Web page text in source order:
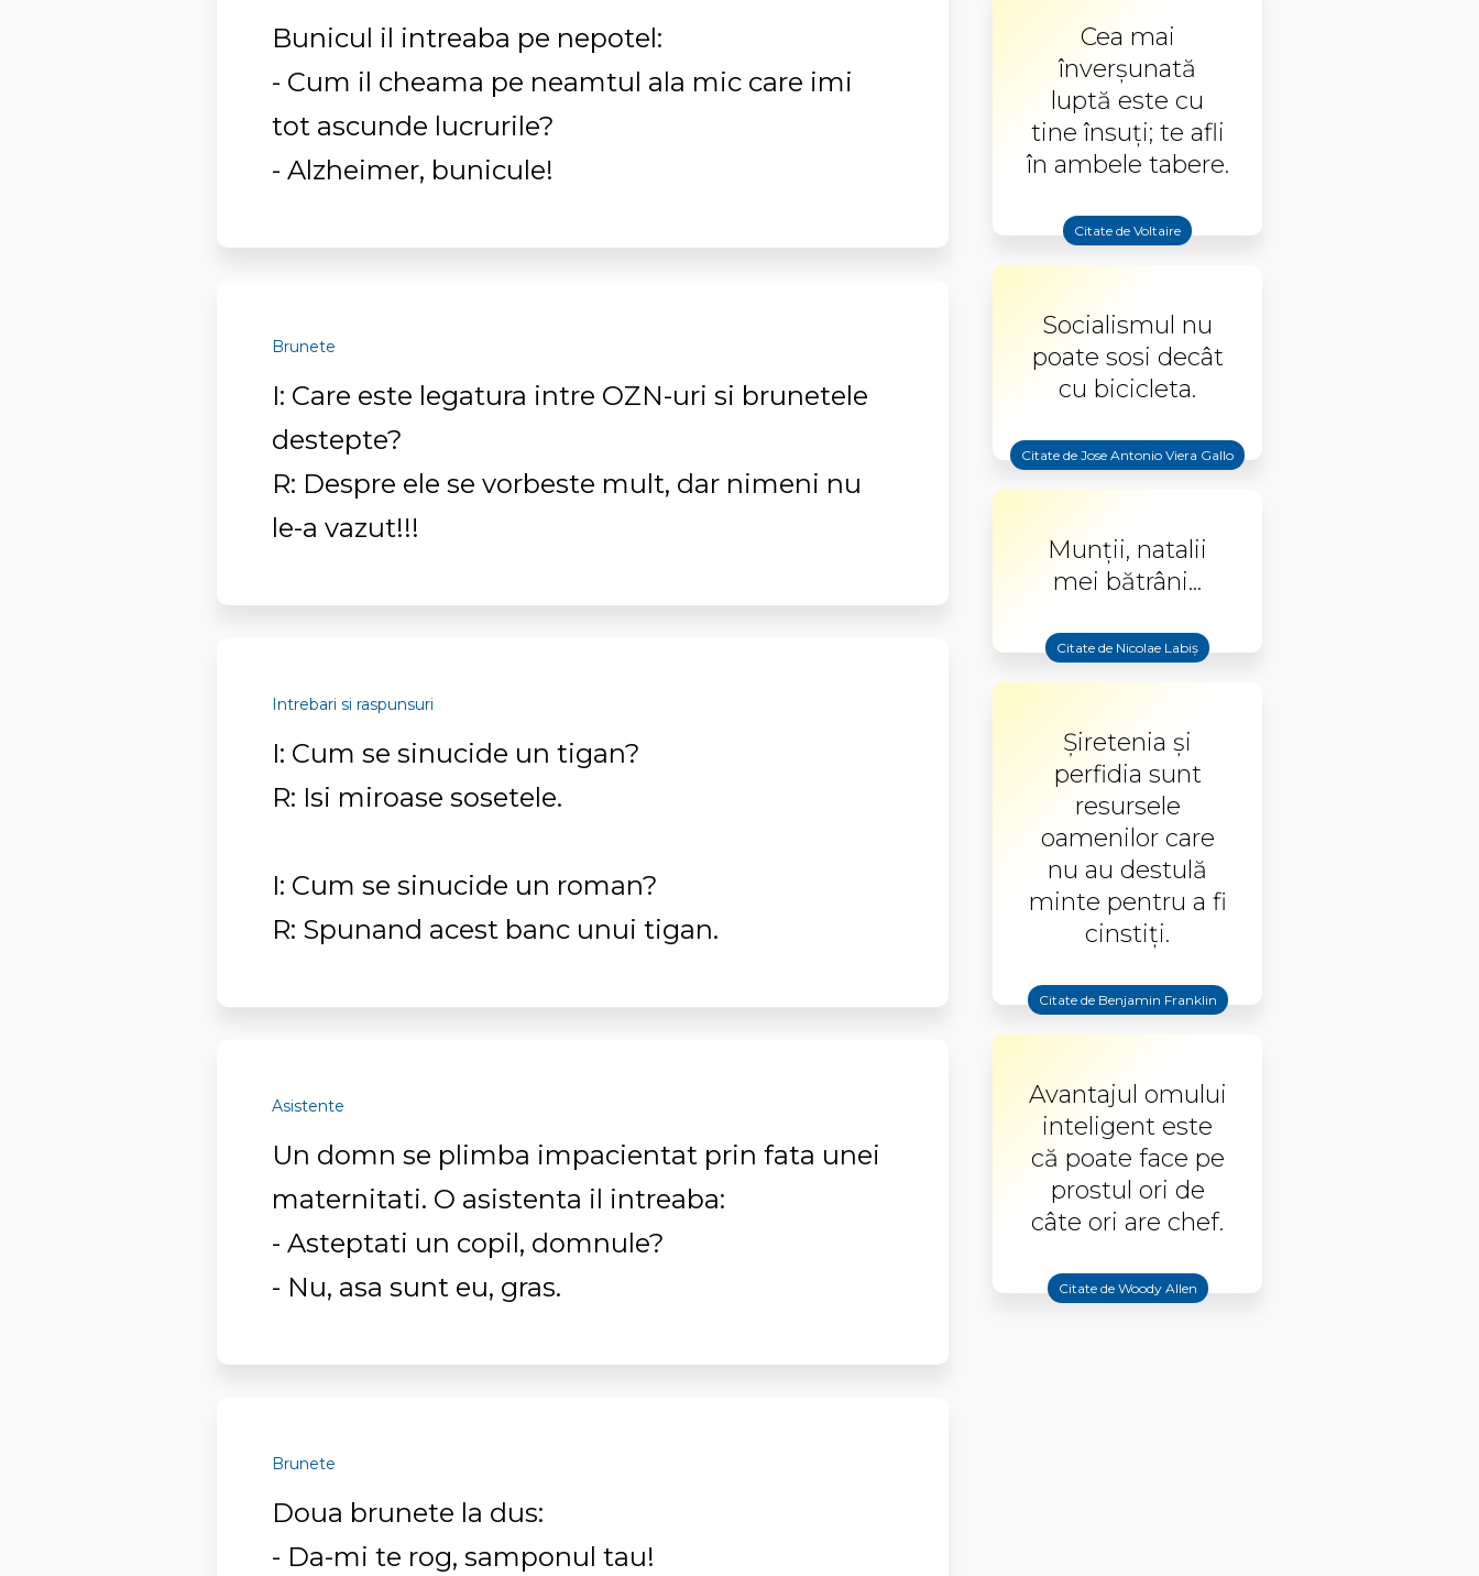
Bunicul il intreaba pe nepotel:
- Cum il cheama pe neamtul ala mic care imi
tot ascunde lucrurile?
- Alzheimer, bunicule!
Brunete
I: Care este legatura intre OZN-uri si brunetele
destepte?
R: Despre ele se vorbeste mult, dar nimeni nu
le-a vazut!!!
Intrebari si raspunsuri
I: Cum se sinucide un tigan?
R: Isi miroase sosetele.
I: Cum se sinucide un roman?
R: Spunand acest banc unui tigan.
Asistente
Un domn se plimba impacientat prin fata unei
maternitati. O asistenta il intreaba:
- Asteptati un copil, domnule?
- Nu, asa sunt eu, gras.
Brunete
Doua brunete la dus:
- Da-mi te rog, samponul tau!
Cea mai
înverșunată
luptă este cu
tine însuți; te afli
în ambele tabere.
Citate de Voltaire
Socialismul nu
poate sosi decât
cu bicicleta.
Citate de Jose Antonio Viera Gallo
Munţii, natalii
mei bătrâni...
Citate de Nicolae Labiș
Șiretenia și
perfidia sunt
resursele
oamenilor care
nu au destulă
minte pentru a fi
cinstiți.
Citate de Benjamin Franklin
Avantajul omului
inteligent este
că poate face pe
prostul ori de
câte ori are chef.
Citate de Woody Allen